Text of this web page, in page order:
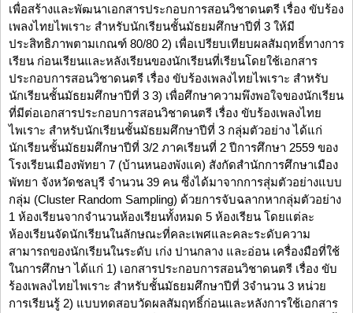
เพื่อสร้างและพัฒนาเอกสารประกอบการสอนวิชาดนตรี เรื่อง ขับร้อง
เพลงไทยไพเราะ สำหรับนักเรียนชั้นมัธยมศึกษาปีที่ 3 ให้มี
ประสิทธิภาพตามเกณฑ์ 80/80 2) เพื่อเปรียบเทียบผลสัมฤทธิ์ทางการ
เรียน ก่อนเรียนและหลังเรียนของนักเรียนที่เรียนโดยใช้เอกสาร
ประกอบการสอนวิชาดนตรี เรื่อง ขับร้องเพลงไทยไพเราะ สำหรับ
นักเรียนชั้นมัธยมศึกษาปีที่ 3 3) เพื่อศึกษาความพึงพอใจของนักเรียน
ที่มีต่อเอกสารประกอบการสอนวิชาดนตรี เรื่อง ขับร้องเพลงไทย
ไพเราะ สำหรับนักเรียนชั้นมัธยมศึกษาปีที่ 3 กลุ่มตัวอย่าง ได้แก่
นักเรียนชั้นมัธยมศึกษาปีที่ 3/2 ภาคเรียนที่ 2 ปีการศึกษา 2559 ของ
โรงเรียนเมืองพัทยา 7 (บ้านหนองพังแค) สังกัดสำนักการศึกษาเมือง
พัทยา จังหวัดชลบุรี จำนวน 39 คน ซึ่งได้มาจากการสุ่มตัวอย่างแบบ
กลุ่ม (Cluster Random Sampling) ด้วยการจับฉลากหากลุ่มตัวอย่าง
1 ห้องเรียนจากจำนวนห้องเรียนทั้งหมด 5 ห้องเรียน โดยแต่ละ
ห้องเรียนจัดนักเรียนในลักษณะที่คละเพศและคละระดับความ
สามารถของนักเรียนในระดับ เก่ง ปานกลาง และอ่อน เครื่องมือที่ใช้
ในการศึกษา ได้แก่ 1) เอกสารประกอบการสอนวิชาดนตรี เรื่อง ขับ
ร้องเพลงไทยไพเราะ สำหรับชั้นมัธยมศึกษาปีที่ 3จำนวน 3 หน่วย
การเรียนรู้ 2) แบบทดสอบวัดผลสัมฤทธิ์ก่อนและหลังการใช้เอกสาร